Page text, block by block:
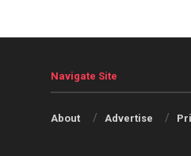
Navigate Site
About Advertise